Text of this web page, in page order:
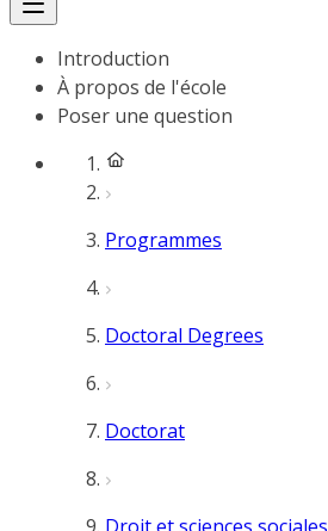
Introduction
À propos de l'école
Poser une question
Programmes
Doctoral Degrees
Doctorat